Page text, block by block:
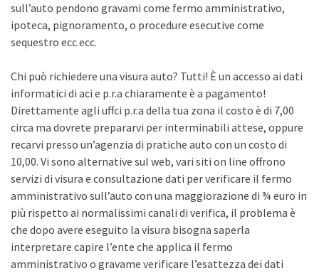
sull’auto pendono gravami come fermo amministrativo,
ipoteca, pignoramento, o procedure esecutive come
sequestro ecc.ecc.
Chi può richiedere una visura auto? Tutti! È un accesso ai dati
informatici di aci e p.r.a chiaramente è a pagamento!
Direttamente agli uffci p.r.a della tua zona il costo è di 7,00
circa ma dovrete prepararvi per interminabili attese, oppure
recarvi presso un’agenzia di pratiche auto con un costo di
10,00. Vi sono alternative sul web, vari siti on line offrono
servizi di visura e consultazione dati per verificare il fermo
amministrativo sull’auto con una maggiorazione di ¾ euro in
più rispetto ai normalissimi canali di verifica, il problema è
che dopo avere eseguito la visura bisogna saperla
interpretare capire l’ente che applica il fermo
amministrativo o gravame verificare l’esattezza dei dati